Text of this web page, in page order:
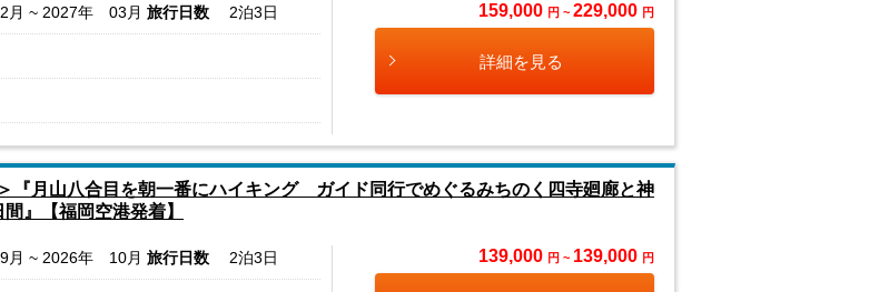
月 ~ 2027年 03月 旅行日数 2泊3日 159,000 円 ~ 229,000 円
詳細を見る
『月山八合目を朝一番にハイキング ガイド同行でめぐるみちのく四寺廻廊と神
』【福岡空港発着】
月 ~ 2026年 10月 旅行日数 2泊3日 139,000 円 ~ 139,000 円